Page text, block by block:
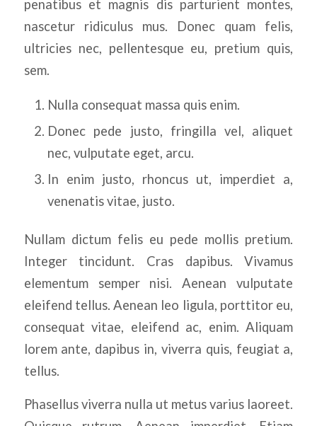
penatibus et magnis dis parturient montes,
nascetur ridiculus mus. Donec quam felis,
ultricies nec, pellentesque eu, pretium quis,
sem.
Nulla consequat massa quis enim.
Donec pede justo, fringilla vel, aliquet
nec, vulputate eget, arcu.
In enim justo, rhoncus ut, imperdiet a,
venenatis vitae, justo.
Nullam dictum felis eu pede mollis pretium.
Integer tincidunt. Cras dapibus. Vivamus
elementum semper nisi. Aenean vulputate
eleifend tellus. Aenean leo ligula, porttitor eu,
consequat vitae, eleifend ac, enim. Aliquam
lorem ante, dapibus in, viverra quis, feugiat a,
tellus.
Phasellus viverra nulla ut metus varius laoreet.